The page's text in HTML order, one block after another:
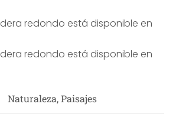
redondo está disponible en
redondo está disponible en
Naturaleza, Paisajes